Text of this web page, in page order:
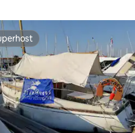
média de 5, 17 avaliações